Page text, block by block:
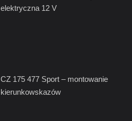
elektryczna 12 V
CZ 175 477 Sport – montowanie
kierunkowskazów